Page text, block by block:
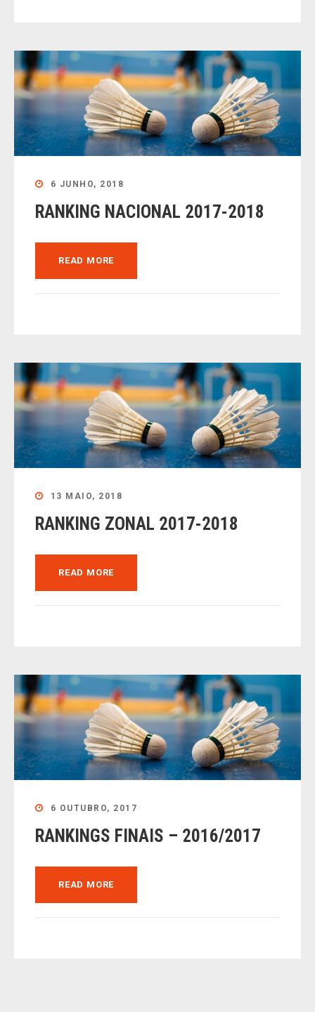
6 JUNHO, 2018
RANKING NACIONAL 2017-2018
READ MORE
13 MAIO, 2018
RANKING ZONAL 2017-2018
READ MORE
6 OUTUBRO, 2017
RANKINGS FINAIS – 2016/2017
READ MORE